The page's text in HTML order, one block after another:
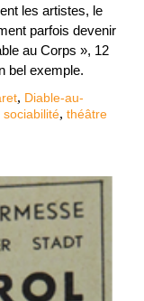
les artistes, le
parfois devenir
au Corps », 12
bel exemple.
, Diable-au-
sociabilité, théâtre